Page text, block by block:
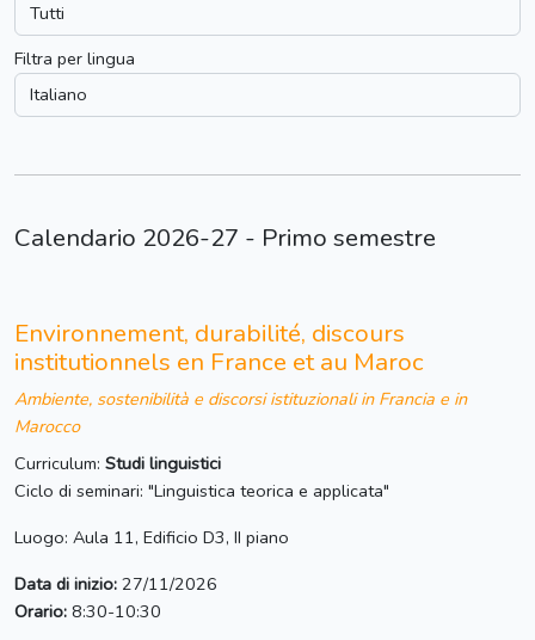
Filtra per lingua
Calendario 2026-27 - Primo semestre
Environnement, durabilité, discours
institutionnels en France et au Maroc
Ambiente, sostenibilità e discorsi istituzionali in Francia e in
Marocco
Curriculum: Studi linguistici
Ciclo di seminari: "Linguistica teorica e applicata"
Luogo: Aula 11, Edificio D3, II piano
Data di inizio: 27/11/2026
Orario: 8:30-10:30